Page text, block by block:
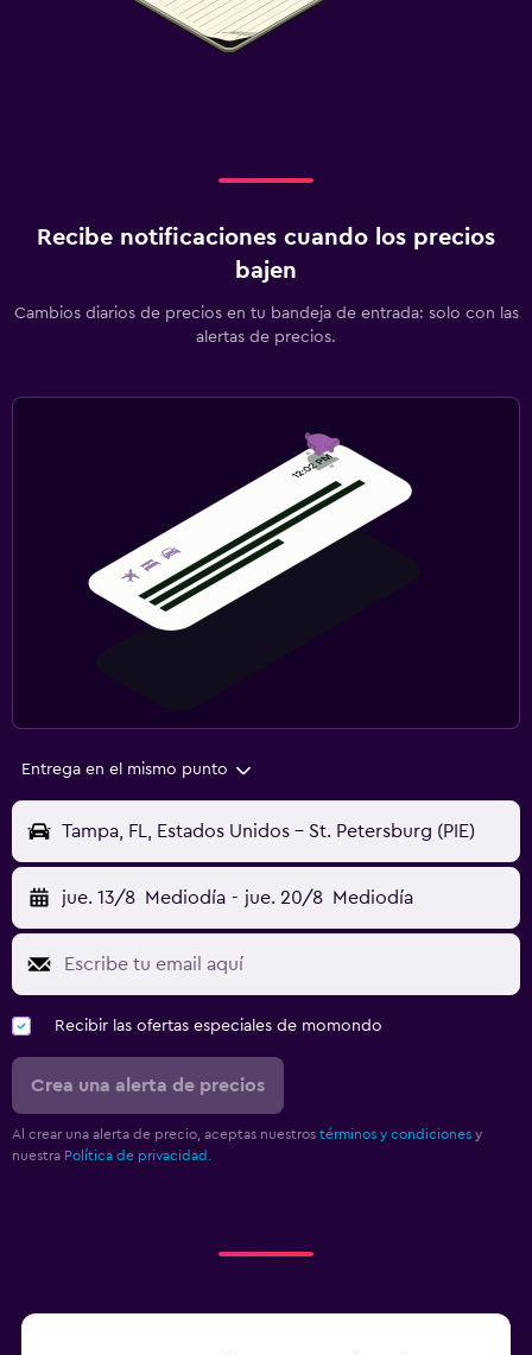
Recibe notificaciones cuando los precios
bajen
Cambios diarios de precios en tu bandeja de entrada: solo con las
alertas de precios.
Entrega en el mismo punto
Tampa, FL, Estados Unidos - St. Petersburg (PIE)
jue. 13/8 Mediodía - jue. 20/8 Mediodía
Recibir las ofertas especiales de momondo
Crea una alerta de precios
Al crear una alerta de precio, aceptas nuestros términos y condiciones y
nuestra Política de privacidad.